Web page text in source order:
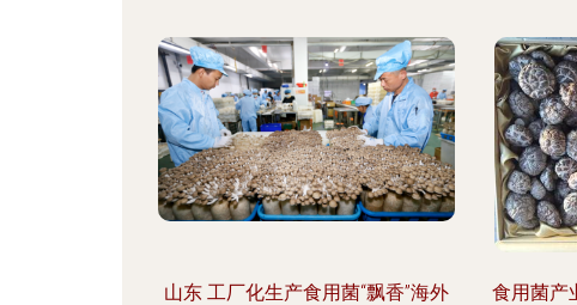
山东 工厂化生产食用菌“飘香”海外
食用菌产